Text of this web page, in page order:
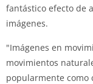
fantástico efecto de
imágenes.
"Imágenes en
movimientos
popularmente como